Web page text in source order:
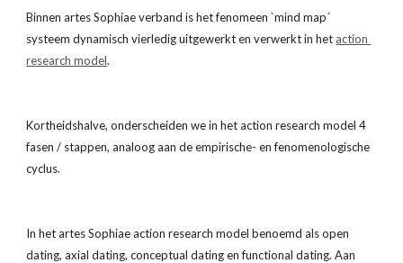
Binnen artes Sophiae verband is het fenomeen `mind map´
systeem dynamisch vierledig uitgewerkt en verwerkt in het action
research model.
Kortheidshalve, onderscheiden we in het action research model 4
fasen / stappen, analoog aan de empirische- en fenomenologische
cyclus.
In het artes Sophiae action research model benoemd als open
dating, axial dating, conceptual dating en functional dating. Aan